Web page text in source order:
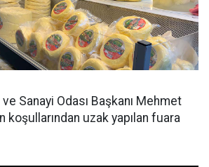
Sanayi Odası Başkanı Mehmet
koşullarından uzak yapılan fuara